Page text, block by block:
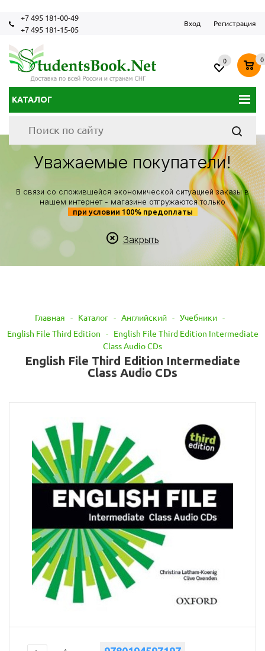
+7 495 181-00-49
+7 495 181-15-05
Вход Регистрация
КАТАЛОГ
0 0
Уважаемые покупатели!
В связи со сложившейся экономической ситуацией заказы в
нашем интернет - магазине отгружаются только
при условии 100% предоплаты
Закрыть
Главная - Каталог - Английский - Учебники -
English File Third Edition - English File Third Edition Intermediate
Class Audio CDs
English File Third Edition Intermediate
Class Audio CDs